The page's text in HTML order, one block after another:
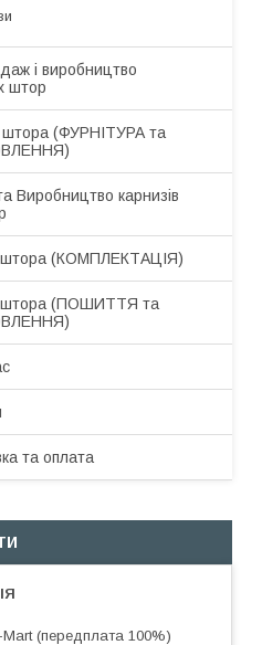
і виробництво
штор
штора (ФУРНІТУРА та
Виробництво карнизів
штора (КОМПЛЕКТАЦІЯ)
штора (ПОШИТТЯ та
та оплата​
(передплата 100%)